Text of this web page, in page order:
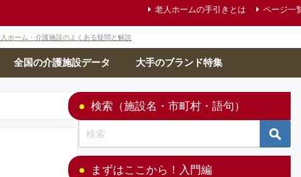
老人ホームの手引きとは ページ一
全国の介護施設データ 大手のブランド特集
検索（施設名・市町村・語句）
まずはここから！入門編